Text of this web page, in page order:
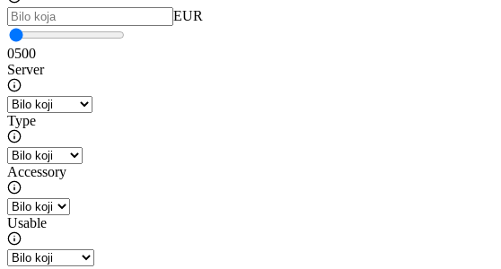
EUR
0500
Server
Type
Accessory
Usable